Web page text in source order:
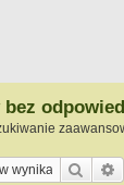
bez
Szukaj